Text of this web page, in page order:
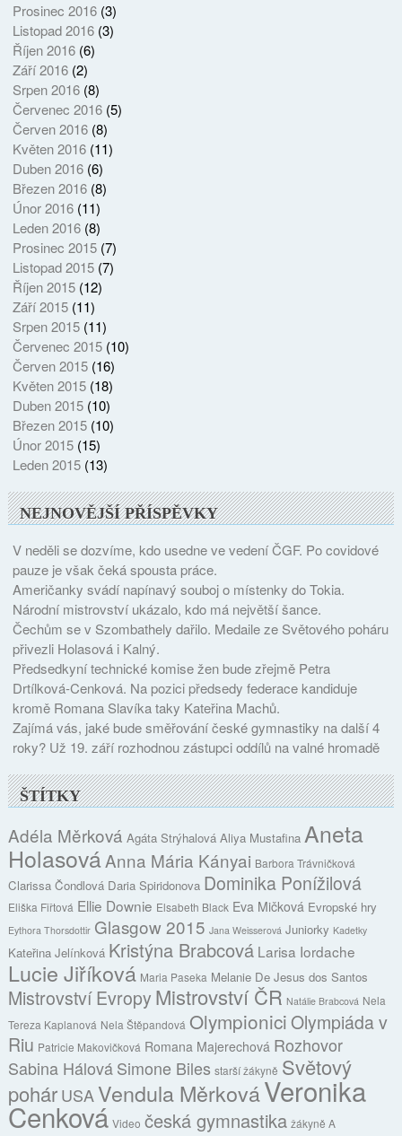
Prosinec 2016(3)
Listopad 2016(3)
Říjen 2016(6)
Září 2016(2)
Srpen 2016(8)
Červenec 2016(5)
Červen 2016(8)
Květen 2016(11)
Duben 2016(6)
Březen 2016(8)
Únor 2016(11)
Leden 2016(8)
Prosinec 2015(7)
Listopad 2015(7)
Říjen 2015(12)
Září 2015(11)
Srpen 2015(11)
Červenec 2015(10)
Červen 2015(16)
Květen 2015(18)
Duben 2015(10)
Březen 2015(10)
Únor 2015(15)
Leden 2015(13)
NEJNOVĚJŠÍ PŘÍSPĚVKY
V neděli se dozvíme, kdo usedne ve vedení ČGF. Po covidové
pauze je však čeká spousta práce.
Američanky svádí napínavý souboj o místenky do Tokia.
Národní mistrovství ukázalo, kdo má největší šance.
Čechům se v Szombathely dařilo. Medaile ze Světového poháru
přivezli Holasová i Kalný.
Předsedkyní technické komise žen bude zřejmě Petra
Drtílková-Cenková. Na pozici předsedy federace kandiduje
kromě Romana Slavíka taky Kateřina Machů.
Zajímá vás, jaké bude směřování české gymnastiky na další 4
roky? Už 19. září rozhodnou zástupci oddílů na valné hromadě
ŠTÍTKY
Adéla Měrková Agáta Strýhalová Aliya Mustafina Aneta
HolasováAnna Mária Kányai Barbora Trávničková
Clarissa Čondlová Daria Spiridonova Dominika Ponížilová
Eliška Fiřtová Ellie Downie Elsabeth Black Eva Mičková Evropské hry
Eythora Thorsdottir Glasgow 2015 Jana Weisserová Juniorky Kadetky
Kateřina Jelínková Kristýna Brabcová Larisa Iordache
Lucie Jiříková Maria Paseka Melanie De Jesus dos Santos
Mistrovství Evropy Mistrovství ČR Natálie Brabcová Nela
Tereza Kaplanová Nela Štěpandová OlympioniciOlympiáda v
Riu Patricie Makovičková Romana Majerechová Rozhovor
Sabina HálováSimone Biles starší žákyně Světový
pohárUSA Vendula MěrkováVeronika
Cenková Video česká gymnastika žákyně A